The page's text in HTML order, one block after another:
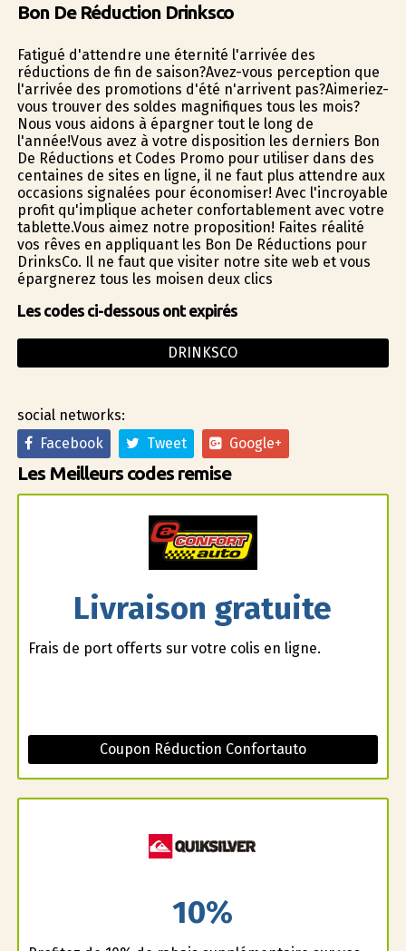
Bon De Réduction Drinksco
Fatigué d'attendre une éternité l'arrivée des
réductions de fin de saison?Avez-vous perception que
l'arrivée des promotions d'été n'arrivent pas?Aimeriez-
vous trouver des soldes magnifiques tous les mois?
Nous vous aidons à épargner tout le long de
l'année!Vous avez à votre disposition les derniers Bon
De Réductions et Codes Promo pour utiliser dans des
centaines de sites en ligne, il ne faut plus attendre aux
occasions signalées pour économiser! Avec l'incroyable
profit qu'implique acheter confortablement avec votre
tablette.Vous aimez notre proposition! Faites réalité
vos rêves en appliquant les Bon De Réductions pour
DrinksCo. Il ne faut que visiter notre site web et vous
épargnerez tous les moisen deux clics
Les codes ci-dessous ont expirés
DRINKSCO
social networks:
Facebook
Tweet Google+
Les Meilleurs codes remise
Livraison gratuite
Frais de port offerts sur votre colis en ligne.
Coupon Réduction Confortauto
10%